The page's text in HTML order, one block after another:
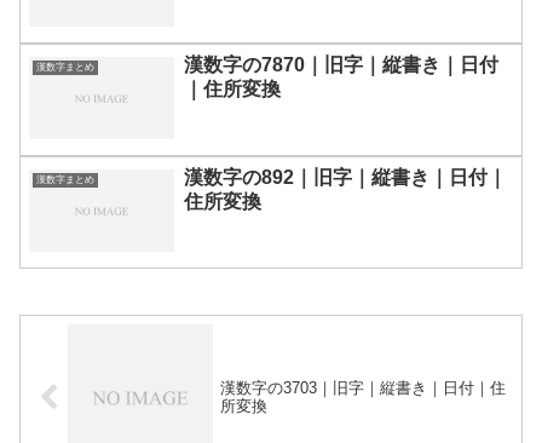
漢数字まとめ
漢数字の7870｜旧字｜縦書き｜日付
｜住所変換
漢数字まとめ
漢数字の892｜旧字｜縦書き｜日付｜
住所変換
漢数字の3703｜旧字｜縦書き｜日付｜住
所変換